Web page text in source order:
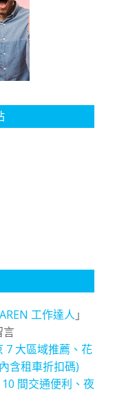
工作達人 」
言
7 大區域推薦、花
含租車折扣碼)
間交通便利、夜